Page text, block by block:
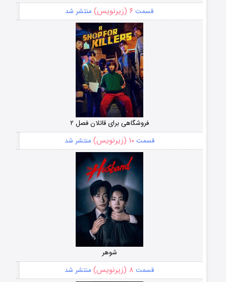
قسمت ۶ (زیرنویس) منتشر شد
فروشگاهی برای قاتلان فصل ۲
قسمت۱۰ (زیرنویس) منتشر شد
شوهر
قسمت ۸ (زیرنویس) منتشر شد